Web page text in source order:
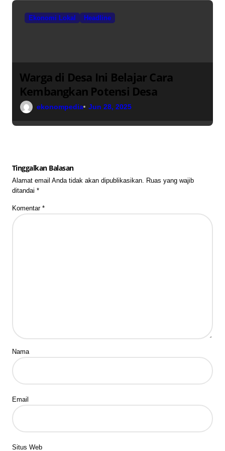
Ekonomi Lokal Headline
Warga di Desa Ini Belajar Cara
Kembangkan Potensi Desa
ekonompedia Jun 28, 2025
Tinggalkan Balasan
Alamat email Anda tidak akan dipublikasikan. Ruas yang wajib
ditandai *
Komentar *
Nama
Email
Situs Web